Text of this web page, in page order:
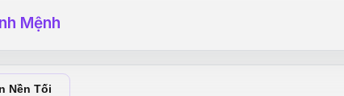
Mệnh
Nền Tối